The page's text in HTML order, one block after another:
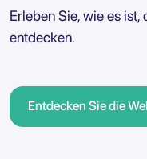
Erleben Sie, wie es
entdecken.
Entdecken Sie die